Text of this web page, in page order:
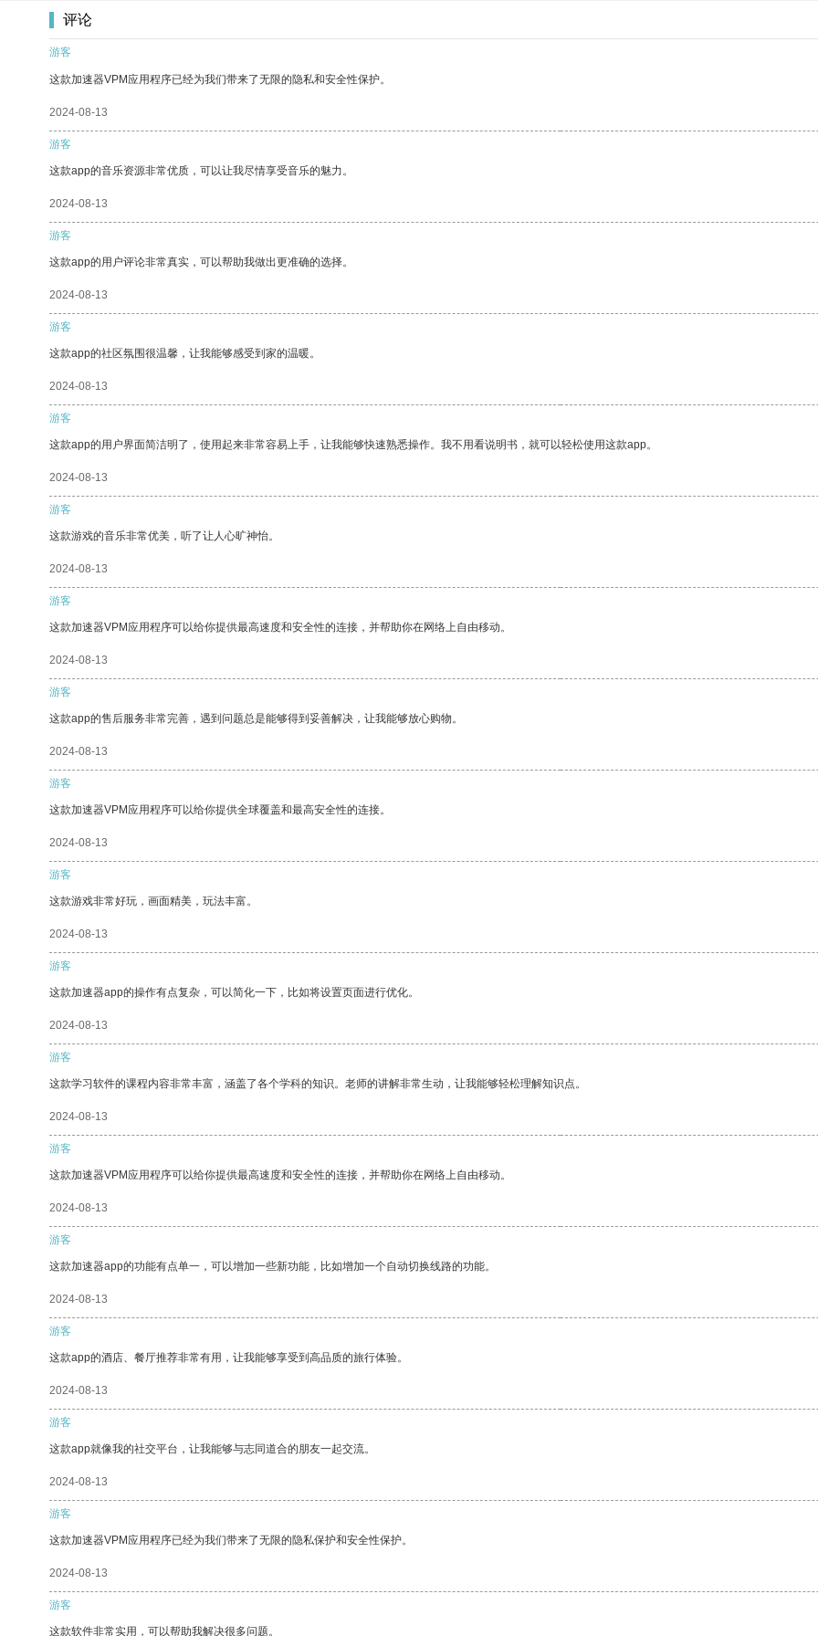
评论
游客
这款加速器VPM应用程序已经为我们带来了无限的隐私和安全性保护。
2024-08-13
游客
这款app的音乐资源非常优质，可以让我尽情享受音乐的魅力。
2024-08-13
游客
这款app的用户评论非常真实，可以帮助我做出更准确的选择。
2024-08-13
游客
这款app的社区氛围很温馨，让我能够感受到家的温暖。
2024-08-13
游客
这款app的用户界面简洁明了，使用起来非常容易上手，让我能够快速熟悉操作。我不用看说明书，就可以轻松使用这款app。
2024-08-13
游客
这款游戏的音乐非常优美，听了让人心旷神怡。
2024-08-13
游客
这款加速器VPM应用程序可以给你提供最高速度和安全性的连接，并帮助你在网络上自由移动。
2024-08-13
游客
这款app的售后服务非常完善，遇到问题总是能够得到妥善解决，让我能够放心购物。
2024-08-13
游客
这款加速器VPM应用程序可以给你提供全球覆盖和最高安全性的连接。
2024-08-13
游客
这款游戏非常好玩，画面精美，玩法丰富。
2024-08-13
游客
这款加速器app的操作有点复杂，可以简化一下，比如将设置页面进行优化。
2024-08-13
游客
这款学习软件的课程内容非常丰富，涵盖了各个学科的知识。老师的讲解非常生动，让我能够轻松理解知识点。
2024-08-13
游客
这款加速器VPM应用程序可以给你提供最高速度和安全性的连接，并帮助你在网络上自由移动。
2024-08-13
游客
这款加速器app的功能有点单一，可以增加一些新功能，比如增加一个自动切换线路的功能。
2024-08-13
游客
这款app的酒店、餐厅推荐非常有用，让我能够享受到高品质的旅行体验。
2024-08-13
游客
这款app就像我的社交平台，让我能够与志同道合的朋友一起交流。
2024-08-13
游客
这款加速器VPM应用程序已经为我们带来了无限的隐私保护和安全性保护。
2024-08-13
游客
这款软件非常实用，可以帮助我解决很多问题。